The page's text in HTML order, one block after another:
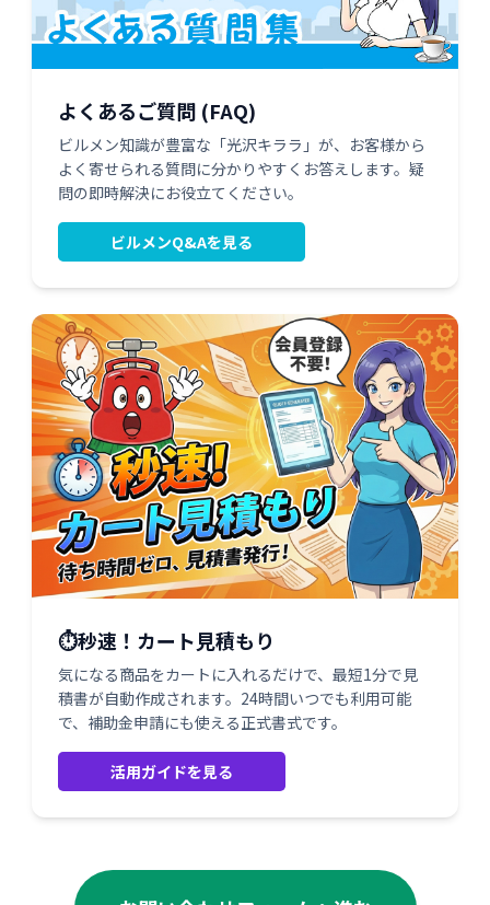
よくあるご質問 (FAQ)
ビルメン知識が豊富な「光沢キララ」が、お客様から
よく寄せられる質問に分かりやすくお答えします。疑
問の即時解決にお役立てください。
ビルメンQ&Aを見る
⏱️秒速！カート見積もり
気になる商品をカートに入れるだけで、最短1分で見
積書が自動作成されます。24時間いつでも利用可能
で、補助金申請にも使える正式書式です。
活用ガイドを見る